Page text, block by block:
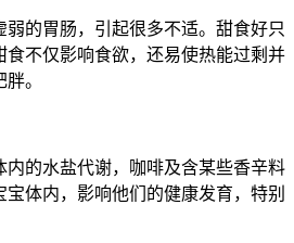
弱的胃肠，引起很多不适。甜食好只
食不仅影响食欲，还易使热能过剩并
。
内的水盐代谢，咖啡及含某些香辛料
体内，影响他们的健康发育，特别